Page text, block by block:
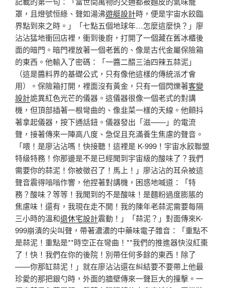
罩，且燈號恒綠、聲如湯沸遊艇設計時，便是宇宙水餃臨
界點到來之時。」「七點五個地球年…怎麼這麼快？」廖
沾沾猛地衝回店裡，衝到後廚，打開了一個藏在舊冰櫃後
面的暗門。暗門裡放著一個老舊的、像是古代金屬保險箱
的東西。他輸入了密碼：「一醬二醋三油四辣五蒜泥」
（這是醬料界的基礎公式，只有像他這樣的傳統派才會
用）。保險箱打開，裡面沒有黃金，只有一個閃爍著客變
設計詭異紅色光芒的儀器。這儀器很像一個老式的對講
機，但頂部插著一根彎曲的、像韭菜一樣的天線。他顫抖
著拿起儀器，按下通話鈕。儀器發出「滋——」的電流
聲，接著傳來一陣高八度、急促且充滿養生焦慮的聲音。
「喂！是廖沾沾嗎！快接聽！這裡是 K-999！宇宙水餃聯盟
特級特務！你那邊是不是已經聞到宇宙級的酸味了？我們
需要你的蒜泥！你被徵召了！馬上！」廖沾沾的耳朵被這
聲音震得嗡嗡作響，他捏著對講機，困惑地喊道：「特
務？酸味？等等！我聞到的不是酸味！是麵粉過度膨脹的
焦慮味！還有，我現在走不開！我的陳年老蒜泥需要每隔
三小時的溫和退休宅設計震動！」「蒜泥？」對面傳來K-
999崩潰的尖叫聲，帶著濃濃的中藥味電子雜音：「重點不
是蒜泥！重點是**時空正在彎曲！**我們的推進器快沒紅棗
了！快！我們在你的後院！別帶任何多餘的東西！除了
——你那缸蒜泥！」就在廖沾沾還在糾結要不要帶上他最
珍愛的那把銀勺時，外面的牆壁傳來一聲巨大的撞擊。一